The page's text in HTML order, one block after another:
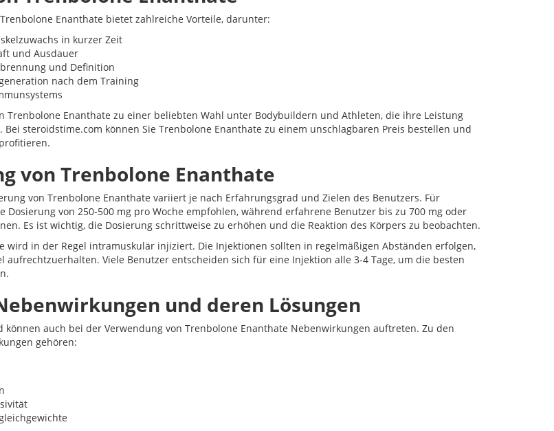
Enanthate bietet zahlreiche Vorteile, darunter:
in kurzer Zeit
und Ausdauer
und Definition
nach dem Training
Trenbolone Enanthate zu einer beliebten Wahl unter Bodybuildern und Athleten, die ihre Leistung
Bei steroidstime.com können Sie Trenbolone Enanthate zu einem unschlagbaren Preis bestellen und
von Trenbolone Enanthate
von Trenbolone Enanthate variiert je nach Erfahrungsgrad und Zielen des Benutzers. Für
Dosierung von 250-500 mg pro Woche empfohlen, während erfahrene Benutzer bis zu 700 mg oder
Es ist wichtig, die Dosierung schrittweise zu erhöhen und die Reaktion des Körpers zu beobachten.
wird in der Regel intramuskulär injiziert. Die Injektionen sollten in regelmäßigen Abständen erfolgen,
aufrechtzuerhalten. Viele Benutzer entscheiden sich für eine Injektion alle 3-4 Tage, um die besten
und deren Lösungen
können auch bei der Verwendung von Trenbolone Enanthate Nebenwirkungen auftreten. Zu den
gehören: